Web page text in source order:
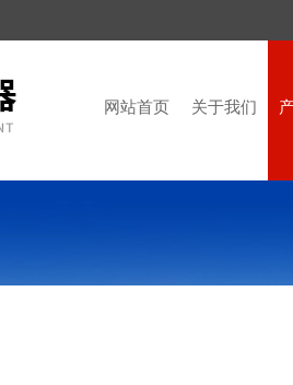
网站首页 关于我们